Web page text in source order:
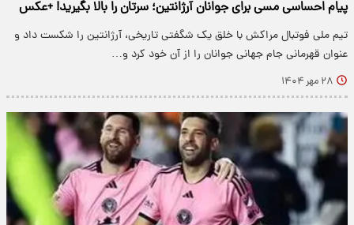
پیام احساسی مسی برای جوانان آرژانتین؛ سرتان را بالا بگیرید! +عکس
تیم ملی فوتبال مراکش با خلق یک شگفتی تاریخی، آرژانتین را شکست داد و
عنوان قهرمانی جام جهانی جوانان را از آن خود کرد و…
۲۸ مهر ۱۴۰۴